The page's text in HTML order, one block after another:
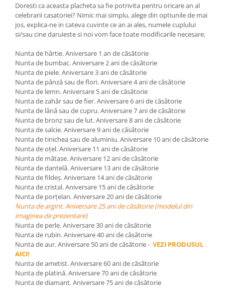
Doresti ca aceasta placheta sa fie potrivita pentru oricare an al
celebrarii casatoriei? Nimic mai simplu, alege din optiunile de mai
jos, explica-ne in cateva cuvinte ce an ai ales, numele cuplului
si/sau cine daruieste si noi vom face toate modificarile necesare.
Nunta de hârtie. Aniversare 1 an de căsătorie
Nunta de bumbac. Aniversare 2 ani de căsătorie
Nunta de piele. Aniversare 3 ani de căsătorie
Nunta de pânză sau de flori. Aniversare 4 ani de căsătorie
Nunta de lemn. Aniversare 5 ani de căsătorie
Nunta de zahăr sau de fier. Aniversare 6 ani de căsătorie
Nunta de lână sau de cupru. Aniversare 7 ani de căsătorie
Nunta de bronz sau de lut. Aniversare 8 ani de căsătorie
Nunta de salcie. Aniversare 9 ani de căsătorie
Nunta de tinichea sau de aluminiu. Aniversare 10 ani de căsătorie
Nunta de oţel. Aniversare 11 ani de căsătorie
Nunta de mătase. Aniversare 12 ani de căsătorie
Nunta de dantelă. Aniversare 13 ani de căsătorie
Nunta de fildeş. Aniversare 14 ani de căsătorie
Nunta de cristal. Aniversare 15 ani de căsătorie
Nunta de porţelan. Aniversare 20 ani de căsătorie
Nunta de argint. Aniversare 25 ani de căsătorie (modelul din
imaginea de prezentare)
Nunta de perle. Aniversare 30 ani de căsătorie
Nunta de rubin. Aniversare 40 ani de căsătorie
Nunta de aur. Aniversare 50 ani de căsătorie - VEZI PRODUSUL
AICI!
Nunta de ametist. Aniversare 60 ani de căsătorie
Nunta de platină. Aniversare 70 ani de căsătorie
Nunta de diamant. Aniversare 75 ani de căsătorie